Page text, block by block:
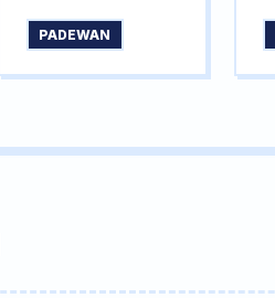
PADEWAN